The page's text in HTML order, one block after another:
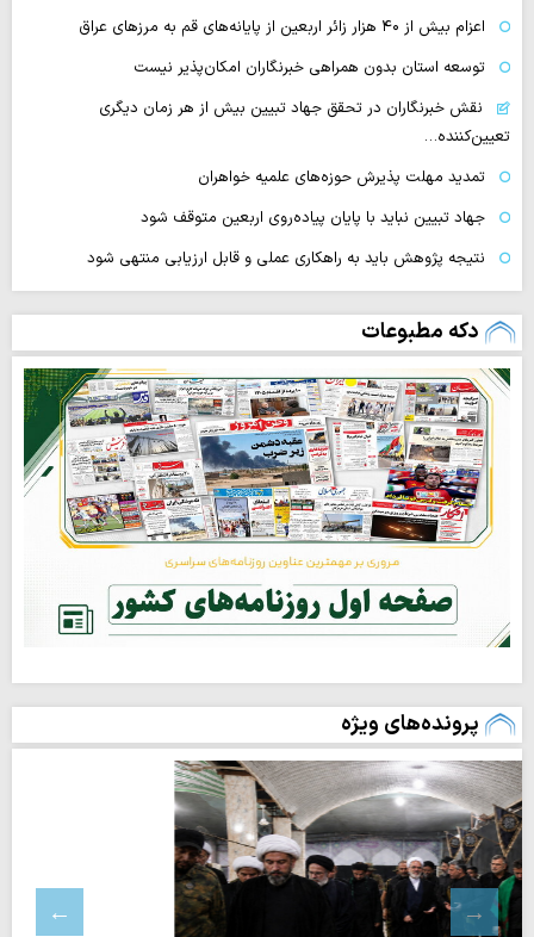
اعزام بیش از ۴۰ هزار زائر اربعین از پایانه‌های قم به مرزهای عراق
توسعه استان بدون همراهی خبرنگاران امکان‌پذیر نیست
نقش خبرنگاران در تحقق جهاد تبیین بیش از هر زمان دیگری
تعیین‌کننده…
تمدید مهلت پذیرش حوزه‌های علمیه خواهران
جهاد تبیین نباید با پایان پیاده‌روی اربعین متوقف شود
نتیجه پژوهش باید به راهکاری عملی و قابل ارزیابی منتهی شود
دکه مطبوعات
پرونده‌های ویژه